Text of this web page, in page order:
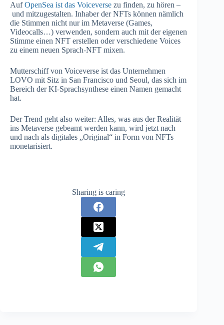
AufOpenSea ist das Voiceverse zu finden, zu hören –
und mitzugestalten. Inhaber der NFTs können nämlich
die Stimmen nicht nur im Metaverse (Games,
Videocalls…) verwenden, sondern auch mit der eigenen
Stimme einen NFT erstellen oder verschiedene Voices
zu einem neuen Sprach-NFT mixen.
Mutterschiff von Voiceverse ist das Unternehmen
LOVO mit Sitz in San Francisco und Seoul, das sich im
Bereich der KI-Sprachsynthese einen Namen gemacht
hat.
Der Trend geht also weiter: Alles, was aus der Realität
ins Metaverse gebeamt werden kann, wird jetzt nach
und nach als digitales „Original“ in Form von NFTs
monetarisiert.
Sharing is caring